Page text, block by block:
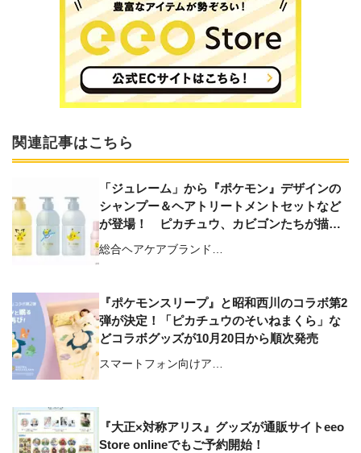
関連記事はこちら
「ジュレーム」から『ポケモン』デザインの
シャンプー＆ヘアトリートメントセットなど
が登場！ ピカチュウ、カビゴンたちが描か
れたスペシャルパッケージで2月20日に数量限
定で発売
総合ヘアケアブランド…
『ポケモンスリープ』と昭和西川のコラボ第2
弾が決定！「ピカチュウのそいねまくら」な
どコラボグッズが10月20日から順次発売
スマートフォン向けア…
『大正×対称アリス』グッズが通販サイトeeo
Store onlineでもご予約開始！